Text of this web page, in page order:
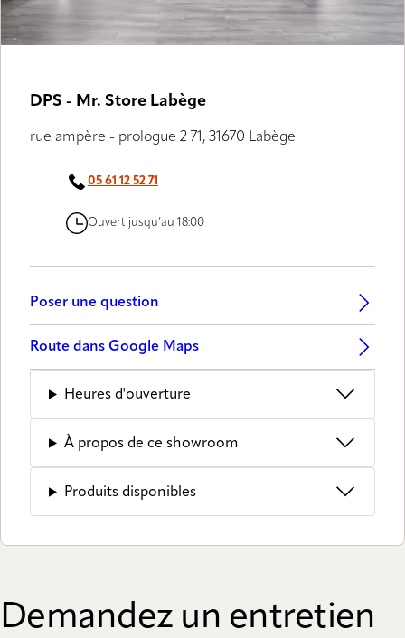
DPS - Mr. Store Labège
rue ampère - prologue 2 71, 31670 Labège
05 61 12 52 71
Ouvert jusqu’au 18:00
Poser une question
Route dans Google Maps
Heures d'ouverture
À propos de ce showroom
Produits disponibles
Demandez un entretien